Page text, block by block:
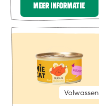
MEER INFORMATIE
Volwassen